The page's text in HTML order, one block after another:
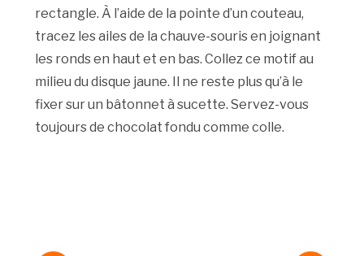
rectangle. À l’aide de la pointe d’un couteau,
tracez les ailes de la chauve-souris en joignant
les ronds en haut et en bas. Collez ce motif au
milieu du disque jaune. Il ne reste plus qu’à le
fixer sur un bâtonnet à sucette. Servez-vous
toujours de chocolat fondu comme colle.